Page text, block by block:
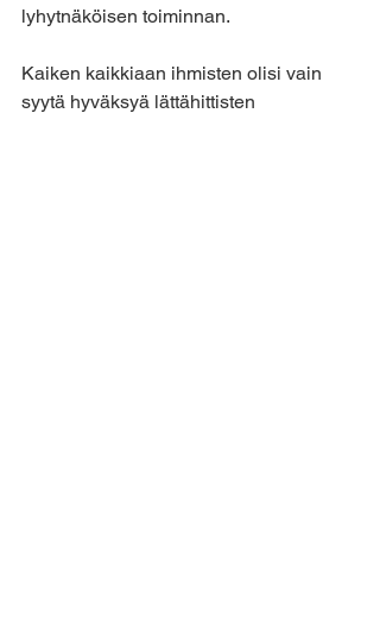
lyhytnäköisen toiminnan.
Kaiken kaikkiaan ihmisten olisi vain
syytä hyväksyä lättähittisten